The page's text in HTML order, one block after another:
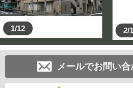
1/12 2/
メールでお問い